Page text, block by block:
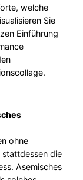
welche
Sie
Einführung
ohne
stattdessen die
Asemisches